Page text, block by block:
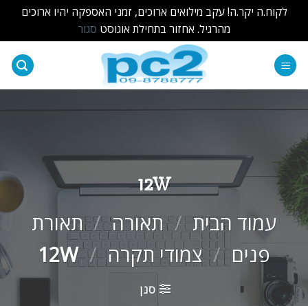
לקוח.ה יקר.ה! עקב מילואים ארוכים, זמני האספקה יהיו ארוכים
מהרגיל. אחזור בתחילת אוגוסט סגור
12W
עמוד הבית / תאורה / תאורת
פנים / צמודי תקרה /
12W
סנן